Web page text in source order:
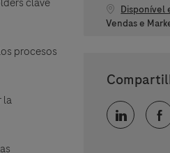
procesos
la
Disponível
Categoria
Vendas e